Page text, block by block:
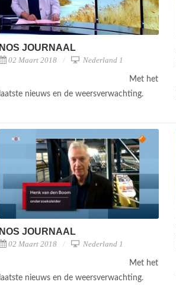
NOS JOURNAAL
02 Maart 2018 Nederland 1
Met het
laatste nieuws en de weersverwachting.
NOS JOURNAAL
02 Maart 2018 Nederland 1
Met het
laatste nieuws en de weersverwachting.